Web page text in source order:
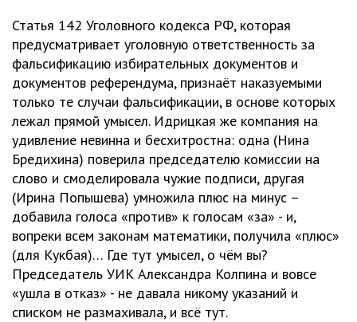
Статья 142 Уголовного кодекса РФ, которая
предусматривает уголовную ответственность за
фальсификацию избирательных документов и
документов референдума, признаёт наказуемыми
только те случаи фальсификации, в основе которых
лежал прямой умысел. Идрицкая же компания на
удивление невинна и бесхитростна: одна (Нина
Бредихина) поверила председателю комиссии на
слово и смоделировала чужие подписи, другая
(Ирина Попышева) умножила плюс на минус –
добавила голоса «против» к голосам «за» - и,
вопреки всем законам математики, получила «плюс»
(для Кукбая)… Где тут умысел, о чём вы?
Председатель УИК Александра Колпина и вовсе
«ушла в отказ» - не давала никому указаний и
списком не размахивала, и всё тут.